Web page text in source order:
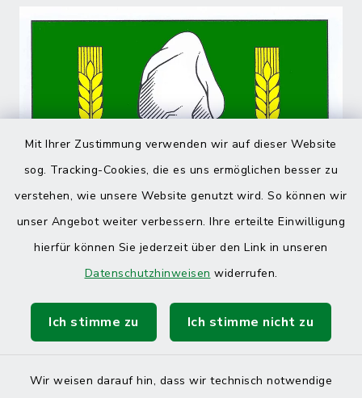
Mit Ihrer Zustimmung verwenden wir auf dieser Website
sog. Tracking-Cookies, die es uns ermöglichen besser zu
verstehen, wie unsere Website genutzt wird. So können wir
unser Angebot weiter verbessern. Ihre erteilte Einwilligung
hierfür können Sie jederzeit über den Link in unseren
Datenschutzhinweisen widerrufen.
Ich stimme zu Ich stimme nicht zu
Wir weisen darauf hin, dass wir technisch notwendige